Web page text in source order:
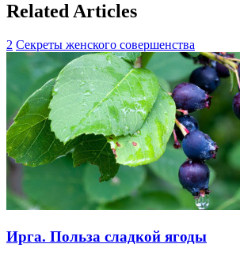
Related Articles
2 Секреты женского совершенства
Ирга. Польза сладкой ягоды